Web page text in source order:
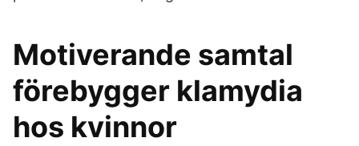
Motiverande samtal
förebygger klamydia
hos kvinnor